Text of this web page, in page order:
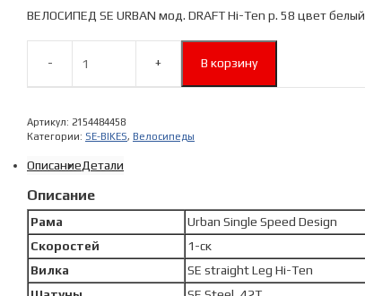
ВЕЛОСИПЕД SE URBAN мод. DRAFT Hi-Ten р. 58 цвет белый
Количество
ВЕЛОСИПЕД
URBAN
DRAFT
Ten
р.
58
цвет
белый
В корзину
Артикул: 2154484458
Категории: SE-BIKES, Велосипеды
ОписаниеДетали
Описание
Рама
Urban Single Speed Design
Скоростей
1-ск
Вилка
SE straight Leg Hi-Ten